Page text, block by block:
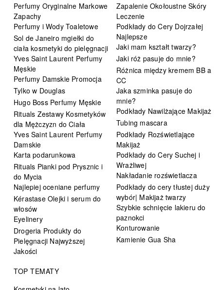
Perfumy Oryginalne Markowe
Zapachy
Perfumy i Wody Toaletowe
Sol de Janeiro mgiełki do
ciała kosmetyki do pielęgnacji
Yves Saint Laurent Perfumy
Męskie
Perfumy Damskie Promocja
Tylko w Douglas
Hugo Boss Perfumy Męskie
Rituals Zestawy Kosmetyków
dla Mężczyzn do Ciała
Yves Saint Laurent Perfumy
Damskie
Karta podarunkowa
Rituals Pianki pod Prysznic i
do Mycia
Najlepiej oceniane perfumy
Kérastase Olejki i serum do
włosów
Eyelinery
Drogeria Produkty do
Pielęgnacji Najwyższej
Jakości
Zapalenie Okołoustne Skóry
Leczenie
Podkłady do Cery Dojrzałej
Najlepsze
Jaki mam kształt twarzy?
Jaki róż pasuje do mnie?
Różnica między kremem BB a
CC
Jaka szminka pasuje do
mnie?
Podkłady Nawilżające Makijaż
Tubing mascara
Podkłady Rozświetlające
Makijaż
Podkłady do Cery Suchej i
Wrażliwej
Nakładanie rozświetlacza
Podkłady do cery tłustej duży
wybór| Makijaż twarzy
Szybkie schnięcie lakieru do
paznokci
Konturowanie
Kamienie Gua Sha
TOP TEMATY